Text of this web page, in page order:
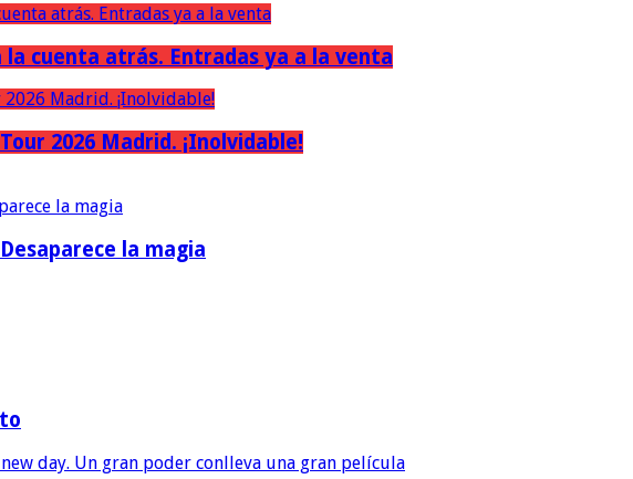
la cuenta atrás. Entradas ya a la venta
2026 Madrid. ¡Inolvidable!
la magia